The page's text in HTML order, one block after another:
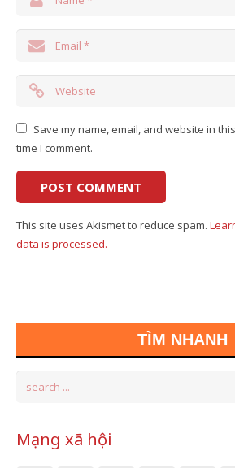
Save my name, email, and website in
time I comment.
This site uses Akismet to reduce spam.
data is processed.
TÌM NHANH
Mạng xã hội